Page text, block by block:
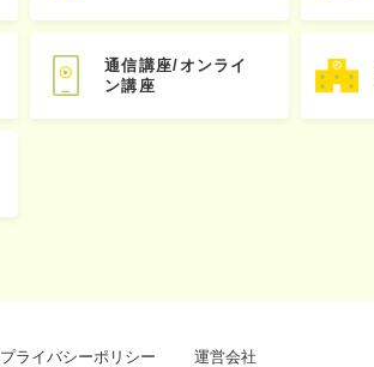
通信講座/オンライ
ン講座
プライバシーポリシー 運営会社